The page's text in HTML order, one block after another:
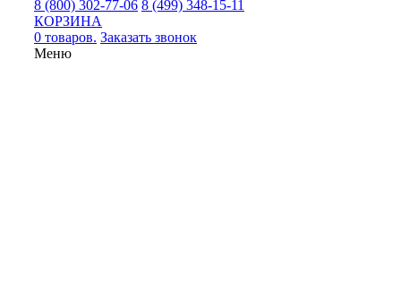
8 (800) 302-77-06 8 (499) 348-15-11
КОРЗИНА
0 товаров. Заказать звонок
Меню